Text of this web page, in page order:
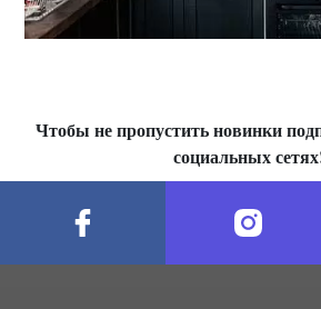
Чтобы не пропустить новинки
социальных